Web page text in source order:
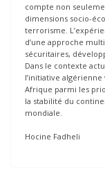
compte non
dimensions socio-
terrorisme.
d’une approche
sécuritaires,
Dans le contexte
l’initiative
Afrique parmi les
la stabilité du
mondiale.
Hocine Fadheli